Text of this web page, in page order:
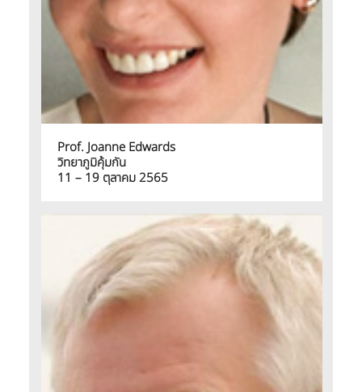
Prof. Joanne Edwards
วิทยาภูมิคุ้มกัน
11 – 19 ตุลาคม 2565